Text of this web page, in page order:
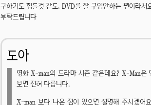
구하기도 힘들것 같도, DVD를 잘 구입안하는 편이라서
부탁드립니다
도아
영화 X-man의 드라마 시즌 같은데요? X-Man은
보면 전혀 다릅니다.
X-man 보다 나은 점이 있으면 설명해 주시겠어